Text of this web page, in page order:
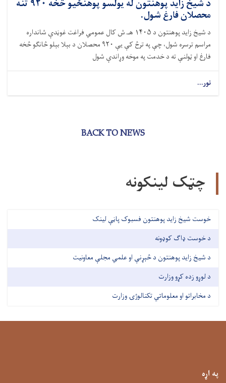
د شيخ زايد پوهنتون له يولسو پوهنځيو څخه ۹۲۰ تنه
محصلان فارغ شول.
د شيخ زايد پوهنتون د ۱۴۰۵ هـ.ش کال عمومي فراغت غوڼدې شانداره
مراسم ترسره شول، چې په ترڅ کې یې ۹۲۰ محصلان د بېلا بېلو څانګو څخه
فارغ او ټولنې ته د خدمت په موخه وړاندې شول
نور...
BACK TO NEWS
چټک لینکونه
خوست شیخ زاید پوهنتون فسبوک پاڼې لینک
د خوست ډاګ کوډونه
د شیخ زاید پوهنتون د څېړنې او علمي مجلې معاونیت
د لوړو زده کړو وزارت
د مخابراتو او معلوماتي تکنالوژۍ وزارت
په اړه